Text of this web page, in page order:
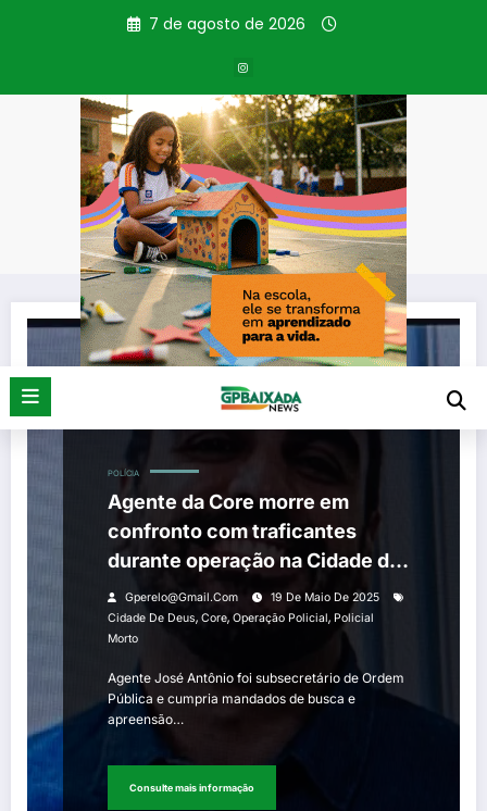
7 de agosto de 2026
Tag: Policial morto
Página inicial Policial morto
POLÍCIA
Agente da Core morre em
confronto com traficantes
durante operação na Cidade de
Deus
Gperelo@gmail.com
19 De Maio De 2025
Cidade De Deus, Core, Operação Policial, Policial
Morto
Agente José Antônio foi subsecretário de Ordem
Pública e cumpria mandados de busca e
apreensão…
Consulte mais informação